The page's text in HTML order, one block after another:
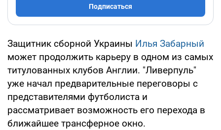
Подписаться
Защитник сборной Украины Илья Забарный
может продолжить карьеру в одном из самых
титулованных клубов Англии. "Ливерпуль"
уже начал предварительные переговоры с
представителями футболиста и
рассматривает возможность его перехода в
ближайшее трансферное окно.